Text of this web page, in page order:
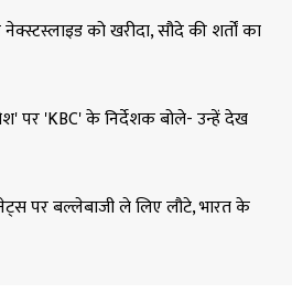
को खरीदा, सौदे की शर्तों का
पर 'KBC' के निर्देशक बोले- उन्हें देख
पर बल्लेबाजी ले लिए लौटे, भारत के